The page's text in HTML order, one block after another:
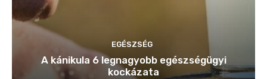
EGÉSZSÉG
A kánikula 6 legnagyobb egészségügyi
kockázata